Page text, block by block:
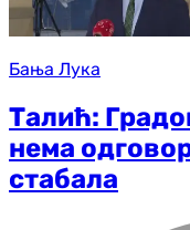
Бања Лука
Талић:
нема
стабала